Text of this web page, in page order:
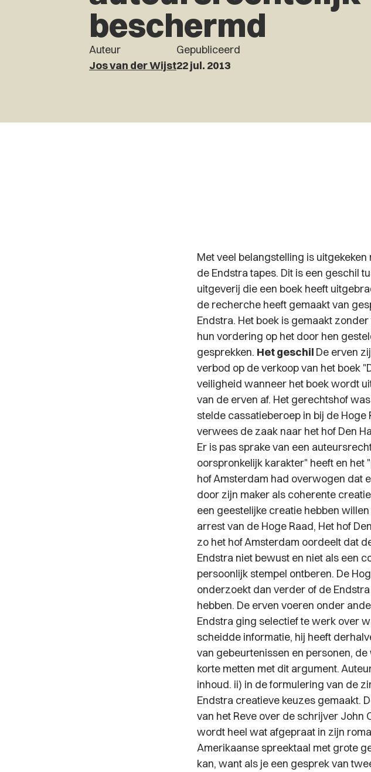
beschermd
Auteur
Jos van der Wijst
Gepubliceerd
22 jul. 2013
Met veel belangstelling is
de Endstra tapes. Dit is een geschil
uitgeverij die een boek heeft
de recherche heeft gemaakt van
Endstra. Het boek is gemaakt
hun vordering op het door hen
gesprekken. Het geschil De erven
verbod op de verkoop van het boek
veiligheid wanneer het boek wordt
van de erven af. Het gerechtshof
stelde cassatieberoep in bij de Hoge
verwees de zaak naar het hof Den
Er is pas sprake van een
oorspronkelijk karakter" heeft en het
hof Amsterdam had overwogen dat
door zijn maker als coherente
een geestelijke creatie hebben
arrest van de Hoge Raad, Het hof
zo het hof Amsterdam oordeelt dat
Endstra niet bewust en niet als een
persoonlijk stempel ontberen. De
onderzoekt dan verder of de
hebben. De erven voeren onder
Endstra ging selectief te werk over
scheidde informatie, hij heeft
van gebeurtenissen en personen,
korte metten met dit argument.
inhoud. ii) in de formulering van de
Endstra creatieve keuzes gemaakt.
van het Reve over de schrijver John
wordt heel wat afgepraat in zijn
Amerikaanse spreektaal met grote
kan, want als je een gesprek van